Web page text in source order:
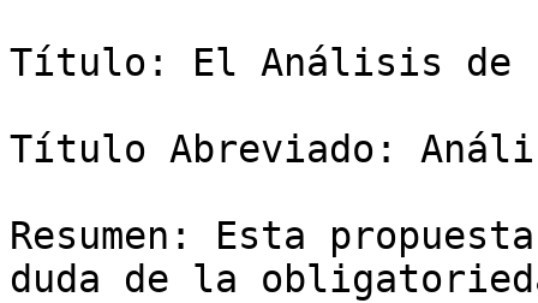
Título: El Análisis de
Título Abreviado:
Resumen: Esta
duda de la